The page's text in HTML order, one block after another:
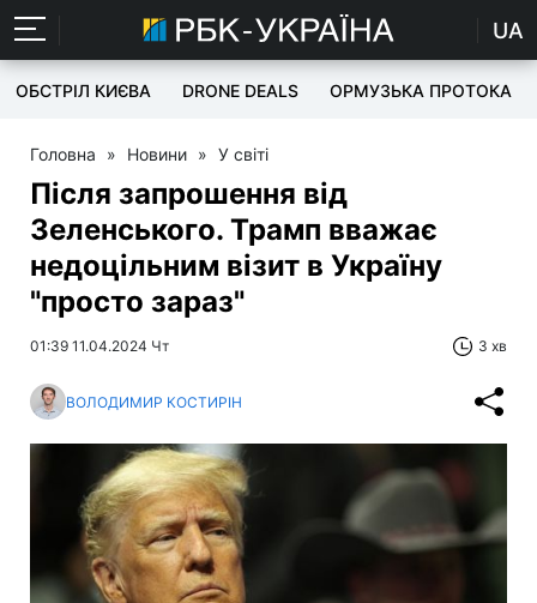
UA
ОБСТРІЛ КИЄВА DRONE DEALS ОРМУЗЬКА ПРОТОКА
Головна » Новини » У світі
Після запрошення від
Зеленського. Трамп вважає
недоцільним візит в Україну
"просто зараз"
01:39 11.04.2024 Чт 3 хв
ВОЛОДИМИР КОСТИРІН